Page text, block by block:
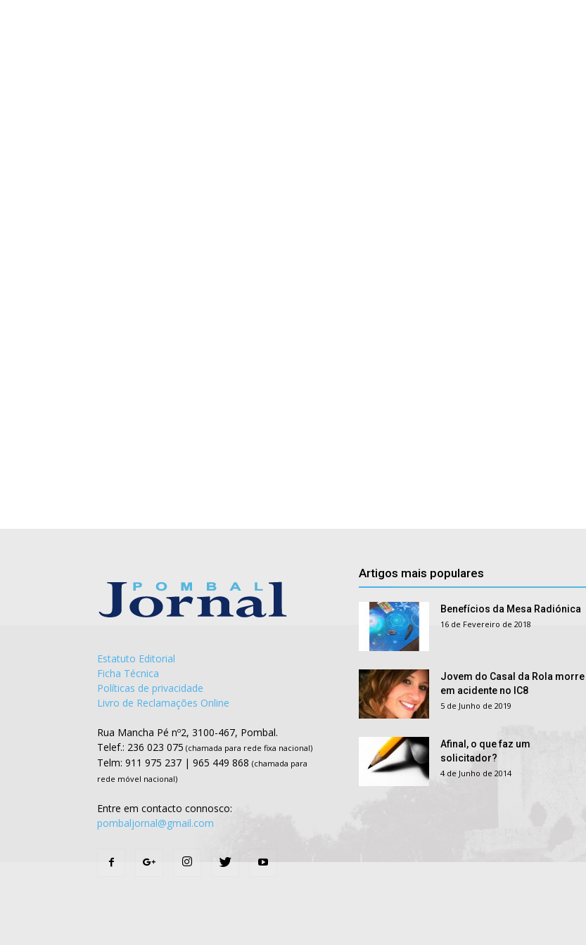
Estatuto Editorial
Ficha Técnica
Políticas de privacidade
Livro de Reclamações Online
Rua Mancha Pé nº2, 3100-467, Pombal.
Telef.: 236 023 075 (chamada para rede fixa nacional)
Telm: 911 975 237 | 965 449 868 (chamada para
rede móvel nacional)
Entre em contacto connosco:
pombaljornal@gmail.com
Artigos mais populares
Benefícios da Mesa Radiónica
16 de Fevereiro de 2018
Jovem do Casal da Rola morre
em acidente no IC8
5 de Junho de 2019
Afinal, o que faz um
solicitador?
4 de Junho de 2014